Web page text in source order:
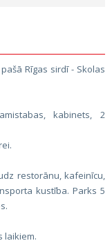
Rīgas sirdī - Skolas
kabinets, 2
restorānu, kafeinīcu,
kustība. Parks 5
laikiem.